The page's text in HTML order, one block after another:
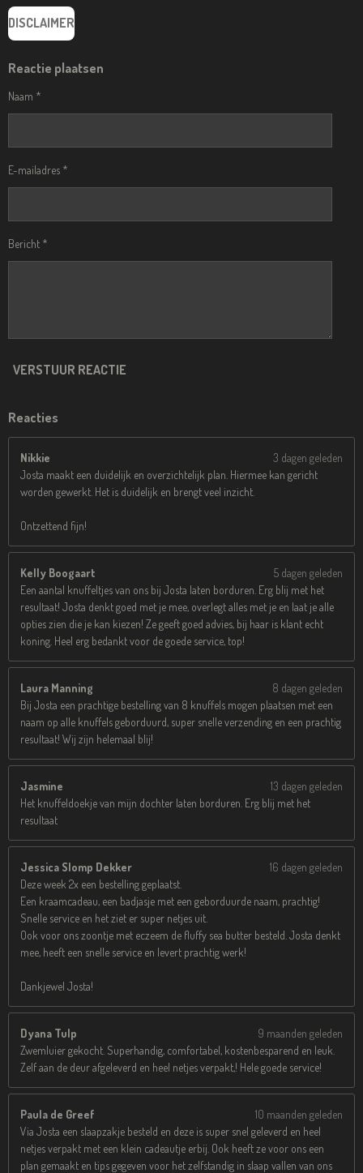
DISCLAIMER
Reactie plaatsen
Naam *
E-mailadres *
Bericht *
VERSTUUR REACTIE
Reacties
Nikkie
3 dagen geleden
Josta maakt een duidelijk en overzichtelijk plan. Hiermee kan gericht
worden gewerkt. Het is duidelijk en brengt veel inzicht.
Ontzettend fijn!
Kelly Boogaart
5 dagen geleden
Een aantal knuffeltjes van ons bij Josta laten borduren. Erg blij met het
resultaat! Josta denkt goed met je mee, overlegt alles met je en laat je alle
opties zien die je kan kiezen! Ze geeft goed advies, bij haar is klant echt
koning. Heel erg bedankt voor de goede service, top!
Laura Manning
8 dagen geleden
Bij Josta een prachtige bestelling van 8 knuffels mogen plaatsen met een
naam op alle knuffels geborduurd, super snelle verzending en een prachtig
resultaat! Wij zijn helemaal blij!
Jasmine
13 dagen geleden
Het knuffeldoekje van mijn dochter laten borduren. Erg blij met het
resultaat
Jessica Slomp Dekker
16 dagen geleden
Deze week 2x een bestelling geplaatst.
Een kraamcadeau, een badjasje met een geborduurde naam, prachtig!
Snelle service en het ziet er super netjes uit.
Ook voor ons zoontje met eczeem de fluffy sea butter besteld. Josta denkt
mee, heeft een snelle service en levert prachtig werk!
Dankjewel Josta!
Dyana Tulp
9 maanden geleden
Zwemluier gekocht. Superhandig, comfortabel, kostenbesparend en leuk.
Zelf aan de deur afgeleverd en heel netjes verpakt,! Hele goede service!
Paula de Greef
10 maanden geleden
Via Josta een slaapzakje besteld en deze is super snel geleverd en heel
netjes verpakt met een klein cadeautje erbij. Ook heeft ze voor ons een
plan gemaakt en tips gegeven voor het zelfstandig in slaap vallen van ons